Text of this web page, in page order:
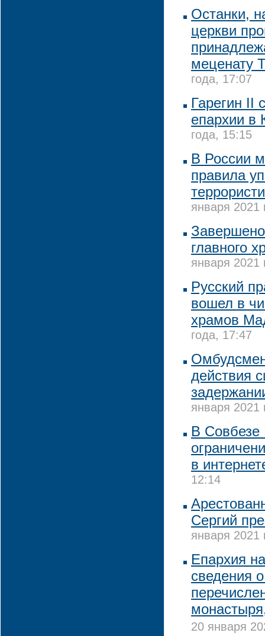
Останки,
церкви
меценату
года, 17:07
Гарегин II
епархии в
года, 15:15
В России
правила
января 2021
главного
января 2021
Русский
вошел в
храмов
года, 17:47
действия
января 2021
В Совбезе
в
12:14
Сергий
января 2021
Епархия
сведения
20 января